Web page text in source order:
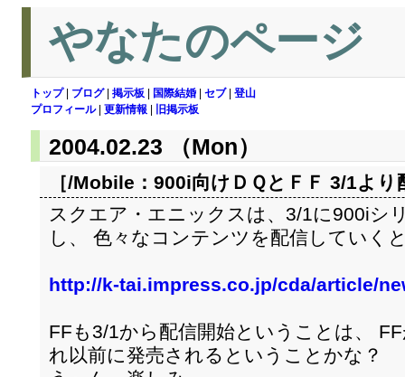
やなたのページ
トップ| ブログ| 掲示板 国際結婚 セブ| 登山
プロフィール| 更新情報 旧掲示板
2004.02.23 （Mon）
［/Mobile： 900i向けＤＱとＦＦ 3/1より
スクエア・エニックスは、3/1に900iシ
し、 色々なコンテンツを配信していく
http://k-tai.impress.co.jp/cda/article/
FFも3/1から配信開始ということは、
れ以前に発売されるということかな？